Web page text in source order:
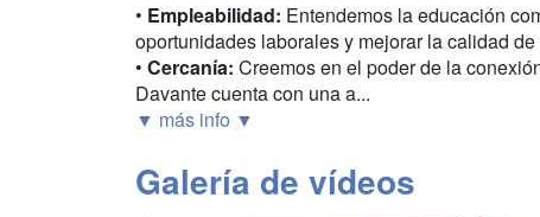
• Empleabilidad: Entendemos la educación
oportunidades laborales y mejorar la calidad
• Cercanía: Creemos en el poder de la
Davante cuenta con una a...
▼ más info ▼
Galería de vídeos